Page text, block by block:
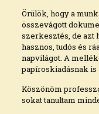
Örülök, hogy a
összevágott
szerkesztés, de azt
hasznos, tudós és
napvilágot. A
papíroskiadásnak is
Köszönöm
sokat tanultam